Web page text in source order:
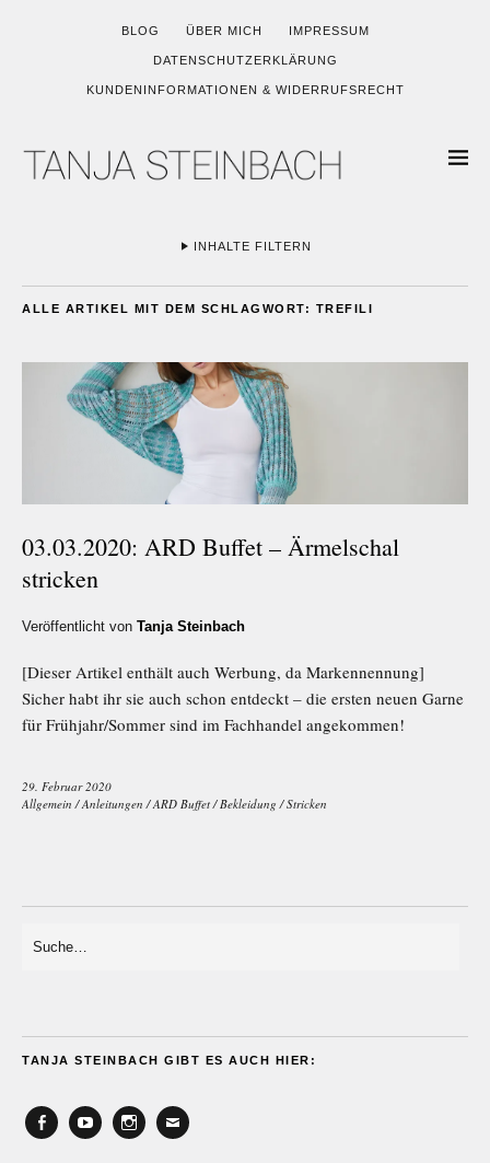
BLOG ÜBER MICH IMPRESSUM
DATENSCHUTZERKLÄRUNG
KUNDENINFORMATIONEN & WIDERRUFSRECHT
INHALTE FILTERN
ALLE ARTIKEL MIT DEM SCHLAGWORT: TREFILI
03.03.2020: ARD Buffet – Ärmelschal
stricken
Veröffentlicht von Tanja Steinbach
[Dieser Artikel enthält auch Werbung, da Markennennung]
Sicher habt ihr sie auch schon entdeckt – die ersten neuen Garne
für Frühjahr/Sommer sind im Fachhandel angekommen!
29. Februar 2020
Allgemein /Anleitungen /ARD Buffet / Bekleidung /Stricken
TANJA STEINBACH GIBT ES AUCH HIER: